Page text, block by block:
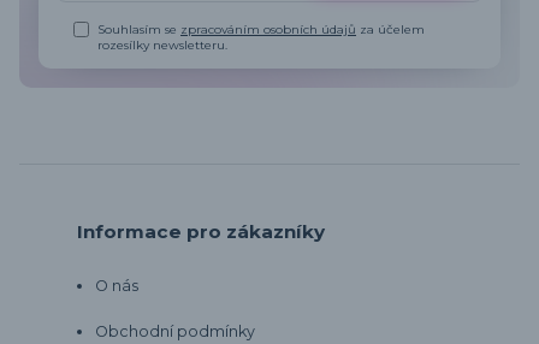
Souhlasím se zpracováním osobních údajů za účelem
rozesílky newsletteru.
Informace pro zákazníky
O nás
Obchodní podmínky